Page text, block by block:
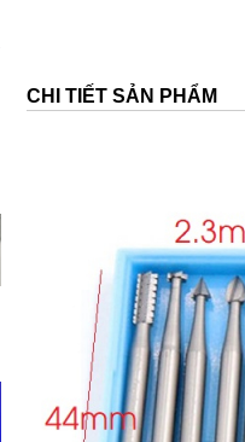
CHI TIẾT SẢN PHẨM